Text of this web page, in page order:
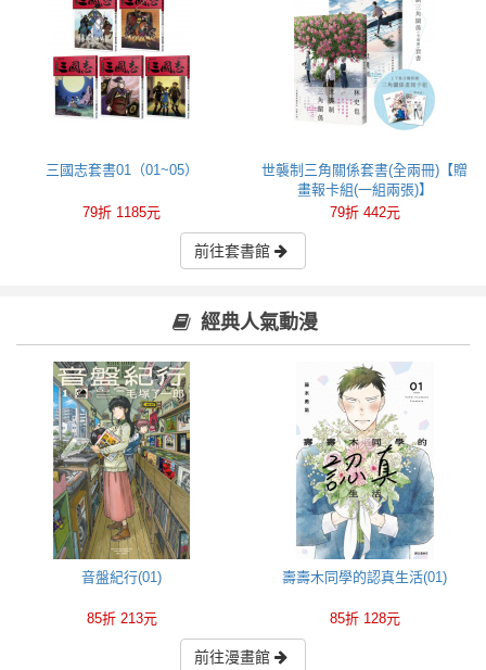
三國志套書01（01~05）
79折 1185元
世襲制三角關係套書(全兩冊)【贈
畫報卡組(一組兩張)】
79折 442元
前往套書館
經典人氣動漫
音盤紀行(01)
85折 213元
壽壽木同學的認真生活(01)
85折 128元
前往漫畫館